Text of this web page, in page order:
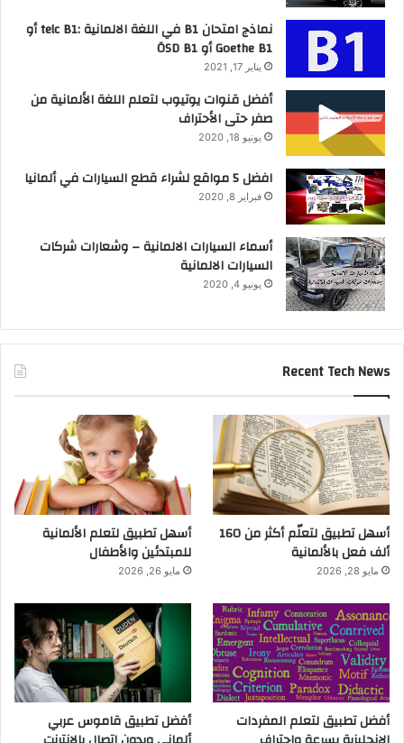
نماذج امتحان B1 في اللغة الالمانية :telc B1 أو
Goethe B1 أو ÖSD B1
يناير 17, 2021
أفضل قنوات يوتيوب لتعلم اللغة الألمانية من
صفر حتى الأحتراف
يونيو 18, 2020
افضل 5 مواقع لشراء قطع السيارات في ألمانيا
فبراير 8, 2020
أسماء السيارات الالمانية – وشعارات شركات
السيارات الالمانية
يونيو 4, 2020
Recent Tech News
أسهل تطبيق لتعلّم أكثر من 160
ألف فعل بالألمانية
مايو 28, 2026
أسهل تطبيق لتعلم الألمانية
للمبتدئين والأطفال
مايو 26, 2026
أفضل تطبيق لتعلم المفردات
أفضل تطبيق قاموس عربي